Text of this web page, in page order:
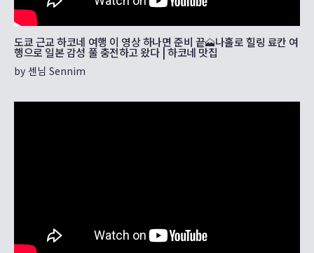
도쿄 근교 하코네 여행 이 영상 하나면 준비 끝🗻나홀로 힐링 료칸 여
행으로 일본 감성 풀 충전하고 왔다 | 하코네 맛집
by 센님 Sennim